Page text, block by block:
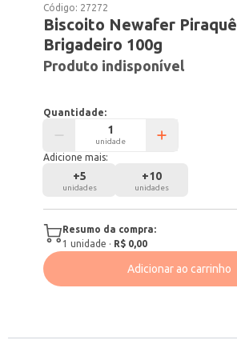
Código: 27272
Biscoito Newafer Piraquê
Brigadeiro 100g
Produto indisponível
Quantidade:
unidade
Adicione mais:
+5
unidades
+10
unidades
Resumo da compra:
1 unidade · R$ 0,00
Adicionar ao carrinho